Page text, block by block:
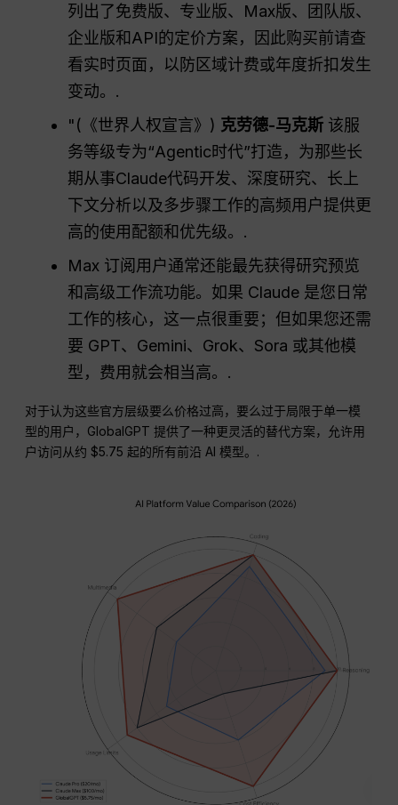
列出了免费版、专业版、Max版、团队版、
企业版和API的定价方案，因此购买前请查
看实时页面，以防区域计费或年度折扣发生
变动。.
"(《世界人权宣言》) 克劳德-马克斯 该服
务等级专为“Agentic时代”打造，为那些长
期从事Claude代码开发、深度研究、长上
下文分析以及多步骤工作的高频用户提供更
高的使用配额和优先级。.
Max 订阅用户通常还能最先获得研究预览
和高级工作流功能。如果 Claude 是您日常
工作的核心，这一点很重要；但如果您还需
要 GPT、Gemini、Grok、Sora 或其他模
型，费用就会相当高。.
对于认为这些官方层级要么价格过高，要么过于局限于单一模
型的用户，GlobalGPT 提供了一种更灵活的替代方案，允许用
户访问从约 $5.75 起的所有前沿 AI 模型。.